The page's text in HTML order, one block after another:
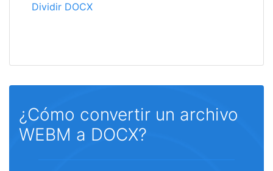
Dividir DOCX
¿Cómo convertir un archivo
WEBM a DOCX?